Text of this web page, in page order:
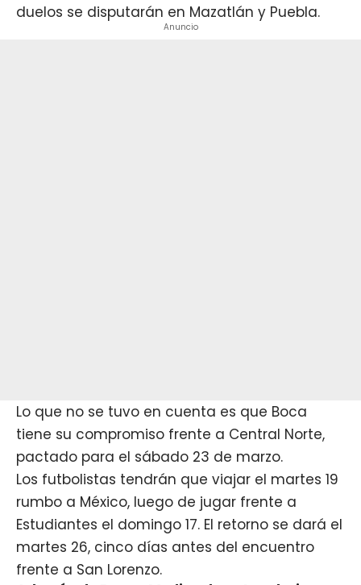
duelos se disputarán en Mazatlán y Puebla.
Anuncio
Lo que no se tuvo en cuenta es que Boca
tiene su compromiso frente a Central Norte,
pactado para el sábado 23 de marzo.
Los futbolistas tendrán que viajar el martes 19
rumbo a México, luego de jugar frente a
Estudiantes el domingo 17. El retorno se dará el
martes 26, cinco días antes del encuentro
frente a San Lorenzo.